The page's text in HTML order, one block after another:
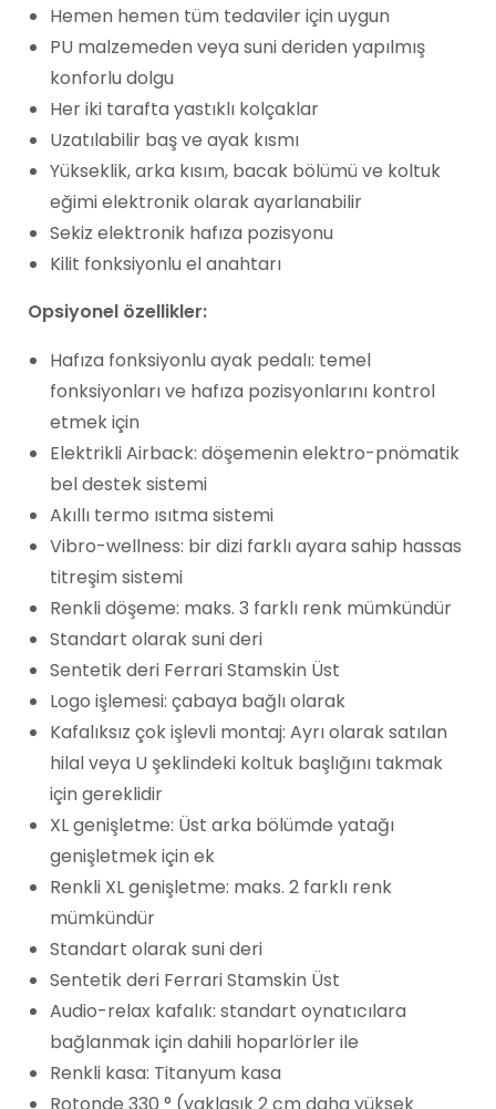
Hemen hemen tüm tedaviler için uygun
PU malzemeden veya suni deriden yapılmış
konforlu dolgu
Her iki tarafta yastıklı kolçaklar
Uzatılabilir baş ve ayak kısmı
Yükseklik, arka kısım, bacak bölümü ve koltuk
eğimi elektronik olarak ayarlanabilir
Sekiz elektronik hafıza pozisyonu
Kilit fonksiyonlu el anahtarı
Opsiyonel özellikler:
Hafıza fonksiyonlu ayak pedalı: temel
fonksiyonları ve hafıza pozisyonlarını kontrol
etmek için
Elektrikli Airback: döşemenin elektro-pnömatik
bel destek sistemi
Akıllı termo ısıtma sistemi
Vibro-wellness: bir dizi farklı ayara sahip hassas
titreşim sistemi
Renkli döşeme: maks. 3 farklı renk mümkündür
Standart olarak suni deri
Sentetik deri Ferrari Stamskin Üst
Logo işlemesi: çabaya bağlı olarak
Kafalıksız çok işlevli montaj: Ayrı olarak satılan
hilal veya U şeklindeki koltuk başlığını takmak
için gereklidir
XL genişletme: Üst arka bölümde yatağı
genişletmek için ek
Renkli XL genişletme: maks. 2 farklı renk
mümkündür
Standart olarak suni deri
Sentetik deri Ferrari Stamskin Üst
Audio-relax kafalık: standart oynatıcılara
bağlanmak için dahili hoparlörler ile
Renkli kasa: Titanyum kasa